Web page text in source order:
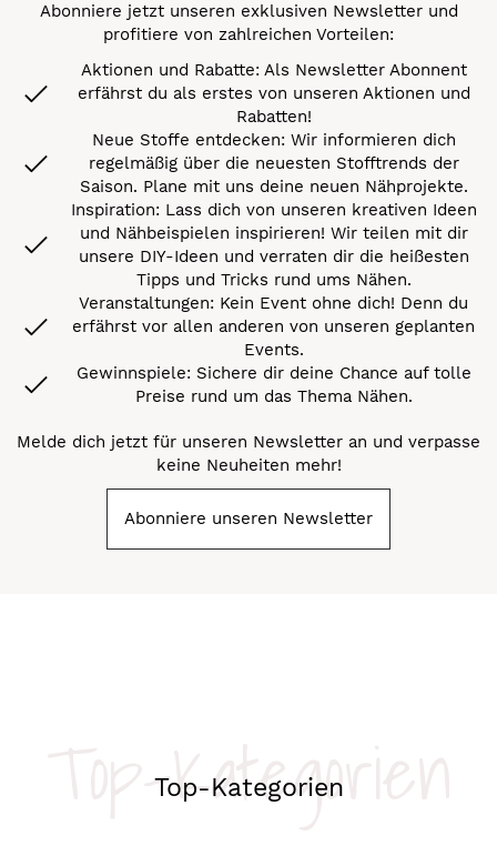
Abonniere jetzt unseren exklusiven Newsletter und
profitiere von zahlreichen Vorteilen:
Aktionen und Rabatte: Als Newsletter Abonnent
erfährst du als erstes von unseren Aktionen und
Rabatten!
Neue Stoffe entdecken: Wir informieren dich
regelmäßig über die neuesten Stofftrends der
Saison. Plane mit uns deine neuen Nähprojekte.
Inspiration: Lass dich von unseren kreativen Ideen
und Nähbeispielen inspirieren! Wir teilen mit dir
unsere DIY-Ideen und verraten dir die heißesten
Tipps und Tricks rund ums Nähen.
Veranstaltungen: Kein Event ohne dich! Denn du
erfährst vor allen anderen von unseren geplanten
Events.
Gewinnspiele: Sichere dir deine Chance auf tolle
Preise rund um das Thema Nähen.
Melde dich jetzt für unseren Newsletter an und verpasse
keine Neuheiten mehr!
Abonniere unseren Newsletter
Top-Kategorien
Top-Kategorien